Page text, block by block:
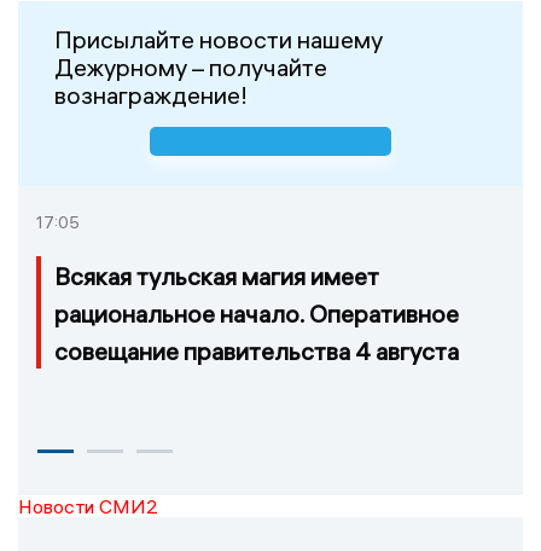
Присылайте новости нашему
Дежурному – получайте
вознаграждение!
17:05
Всякая тульская магия имеет
рациональное начало. Оперативное
совещание правительства 4 августа
Новости СМИ2